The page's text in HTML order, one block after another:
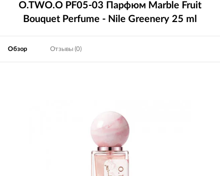
O.TWO.O PF05-03 Парфюм Marble Fruit
Bouquet Perfume - Nile Greenery 25 ml
Обзор Отзывы (0)